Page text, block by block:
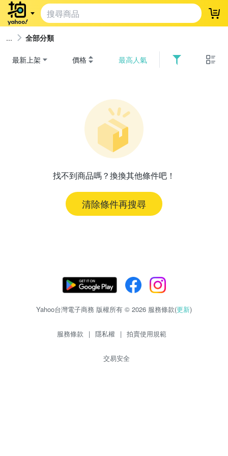
登
全部分類
最新上架 價格 最高人氣
找不到商品嗎？換換其他條件吧！
清除條件再搜尋
Yahoo台灣電子商務 版權所有 © 2026 服務條款(更新)
服務條款 | 隱私權 | 拍賣使用規範
交易安全